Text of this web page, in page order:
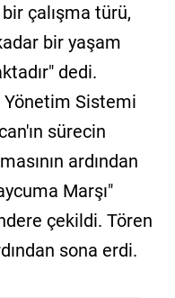
çalışma türü,
bir yaşam
dedi.
Sistemi
sürecin
ardından
Marşı"
çekildi. Tören
sona erdi.